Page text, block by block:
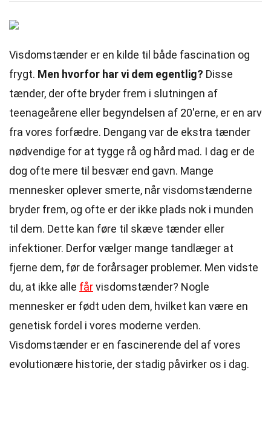
Visdomstænder er en kilde til både fascination og
frygt. Men hvorfor har vi dem egentlig? Disse
tænder, der ofte bryder frem i slutningen af
teenageårene eller begyndelsen af 20'erne, er en arv
fra vores forfædre. Dengang var de ekstra tænder
nødvendige for at tygge rå og hård mad. I dag er de
dog ofte mere til besvær end gavn. Mange
mennesker oplever smerte, når visdomstænderne
bryder frem, og ofte er der ikke plads nok i munden
til dem. Dette kan føre til skæve tænder eller
infektioner. Derfor vælger mange tandlæger at
fjerne dem, før de forårsager problemer. Men vidste
du, at ikke alle fårvisdomstænder? Nogle
mennesker er født uden dem, hvilket kan være en
genetisk fordel i vores moderne verden.
Visdomstænder er en fascinerende del af vores
evolutionære historie, der stadig påvirker os i dag.